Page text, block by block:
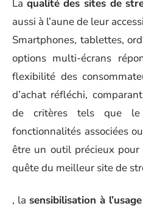
La qualité des sites de
aussi à l’aune de leur
Smartphones, tablettes,
options multi-écrans
flexibilité des
d’achat réfléchi,
de critères tels que le
fonctionnalités associées
être un outil précieux
quête du meilleur site de
, la sensibilisation à